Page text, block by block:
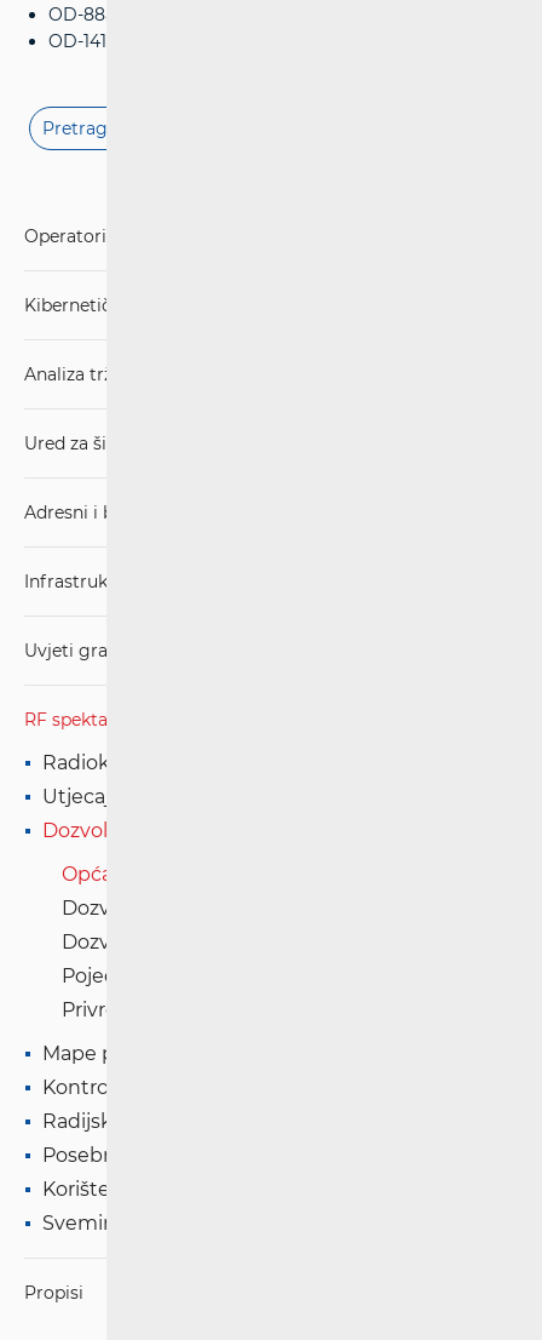
OD-88a - LEST terminali
OD-141 - SRD različite namjene
Pretraga općih dozvola
Operatori i usluge
Kibernetička sigurnost
Analiza tržišta
Ured za širokopojasnost (BCO)
Adresni i brojevni prostor
Infrastruktura
Uvjeti gradnje
RF spektar
Radiokomunikacije i radiodifuzija
Utjecaj elektromagnetskih polja (EMP)
Dozvole
Opća dozvola
Dozvole na temelju natječaja
Dozvole na temelju javne dražbe
Pojedinačne dozvole na temelju zahtjeva
Privremene dozvole
Mape pokrivenosti
Kontrola spektra
Radijska oprema
Posebna ovlaštenja
Korištenje WAS/RLAN radijske opreme
Svemirske radijske komunikacije
Propisi